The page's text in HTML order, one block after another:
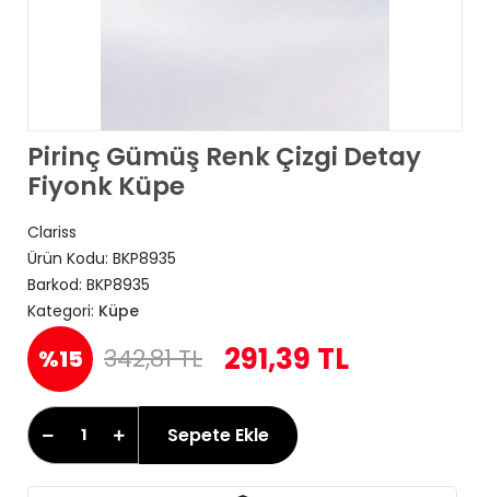
Pirinç Gümüş Renk Çizgi Detay
Fiyonk Küpe
Clariss
Ürün Kodu: BKP8935
Barkod: BKP8935
Kategori: Küpe
%15 342,81 TL 291,39 TL
Sepete Ekle